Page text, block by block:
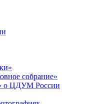
собрание»
о ЦДУМ России